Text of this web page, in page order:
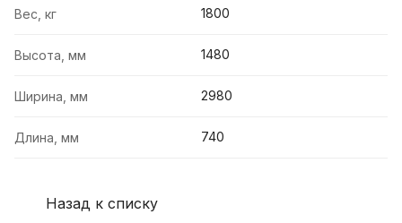
Вес, кг 1800
Высота, мм 1480
Ширина, мм 2980
Длина, мм 740
Назад к списку